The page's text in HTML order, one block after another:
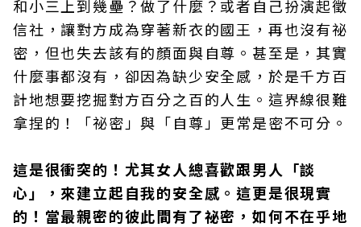
和小三上到幾壘？做了什麼？或者自己扮演起徵
信社，讓對方成為穿著新衣的國王，再也沒有祕
密，但也失去該有的顏面與自尊。甚至是，其實
什麼事都沒有，卻因為缺少安全感，於是千方百
計地想要挖掘對方百分之百的人生。這界線很難
拿捏的！「祕密」與「自尊」更常是密不可分。
這是很衝突的！尤其女人總喜歡跟男人「談
心」，來建立起自我的安全感。這更是很現實
的！當最親密的彼此間有了祕密，如何不在乎地